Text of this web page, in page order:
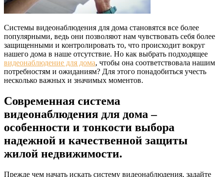
Системы видеонаблюдения для дома становятся все более
популярными, ведь они позволяют нам чувствовать себя более
защищенными и контролировать то, что происходит вокруг
нашего дома в наше отсутствие. Но как выбрать подходящее
видеонаблюдение для дома, чтобы она соответствовала нашим
потребностям и ожиданиям? Для этого понадобиться учесть
несколько важных и значимых моментов.
Современная система
видеонаблюдения для дома –
особенности и тонкости выбора
надежной и качественной защиты
жилой недвижимости.
Прежде чем начать искать систему видеонаблюдения, задайте